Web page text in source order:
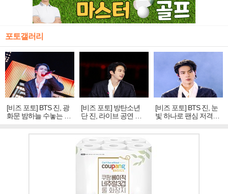
포토갤러리
[비즈 포토] BTS 진, 광
화문 밤하늘 수놓는 '비
주얼 킹'의 열창
[비즈 포토] 방탄소년
단 진, 라이브 공연 중
빛나는 독보적 아우라
[비즈 포토] BTS 진, 눈
빛 하나로 팬심 저격…
독보적 카리스마